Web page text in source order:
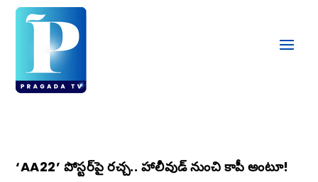
‘AA22’ పోస్టర్‌పై రచ్చ.. హాలీవుడ్ నుంచి కాపీ అంటూ!